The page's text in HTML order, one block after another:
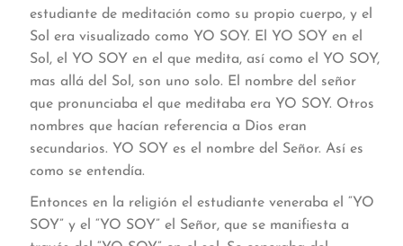
estudiante de meditación como su propio cuerpo, y el
Sol era visualizado como YO SOY. El YO SOY en el
Sol, el YO SOY en el que medita, así como el YO SOY,
mas allá del Sol, son uno solo. El nombre del señor
que pronunciaba el que meditaba era YO SOY. Otros
nombres que hacían referencia a Dios eran
secundarios. YO SOY es el nombre del Señor. Así es
como se entendía.
Entonces en la religión el estudiante veneraba el “YO
SOY” y el “YO SOY” el Señor, que se manifiesta a